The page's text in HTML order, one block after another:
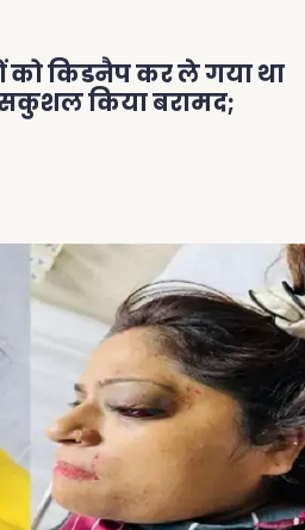
को किडनैप कर ले गया था
किया बरामद;